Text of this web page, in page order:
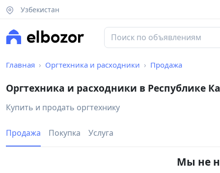
Узбекистан
Главная Оргтехника и расходники Продажа
Оргтехника и расходники в Республике
Купить и продать оргтехнику
Продажа Покупка Услуга
Мы не